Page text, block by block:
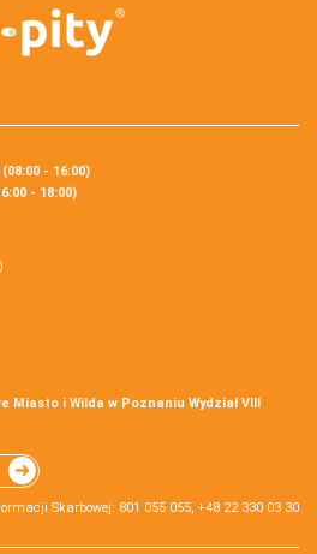
- 16:00)
- 18:00)
Miasto i Wilda w Poznaniu Wydział VIII
Skarbowej: 801 055 055, +48 22 330 03 30